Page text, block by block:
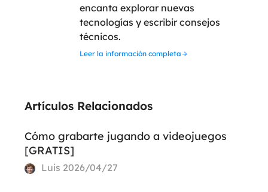
encanta explorar nuevas
tecnologías y escribir consejos
técnicos.
Leer la información completa
Artículos Relacionados
Cómo grabarte jugando a videojuegos
[GRATIS]
Luis 2026/04/27